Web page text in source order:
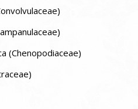
(Chenopodiaceae)